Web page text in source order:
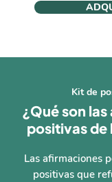
Kit de
¿Qué son
positivas
Las afirmaciones
positivas que